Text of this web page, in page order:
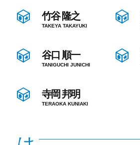
竹谷 隆之
TAKEYA TAKAYUKI
谷口 順一
TANIGUCHI JUNICHI
寺岡 邦明
TERAOKA KUNIAKI